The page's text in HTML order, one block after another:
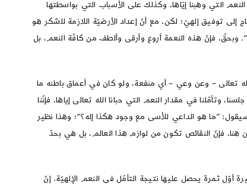
التي وهبنا إيّاها، وكذلك على الأسباب التي بواسطتها
توفيق إلهيّ؛ لكن، مع أنّ إعداد الأرضيّة اللازمة للشكر هو
وبحقّ، فإنّ هذه النعمة أروع وأرقى وألطف من كافّة النعم، بل
تعالى – وعن وعي – أي منفعة، ولو كان في أعماق باطنه ما
في مقدار النعم التي حبانا الله تعالى إياها، فإنّنا
سيقول: “ما هو الداعي للأسى مع وجود هكذا إله؟”؛ وهذا نظير
هنا، فإنّ النقائص تكون من لوازم هذا العالم، بل هي بحدّ
أوّل ثمرة يحصل عليها نتيجة التأمّل في النعم الإلهيّة. إنّ